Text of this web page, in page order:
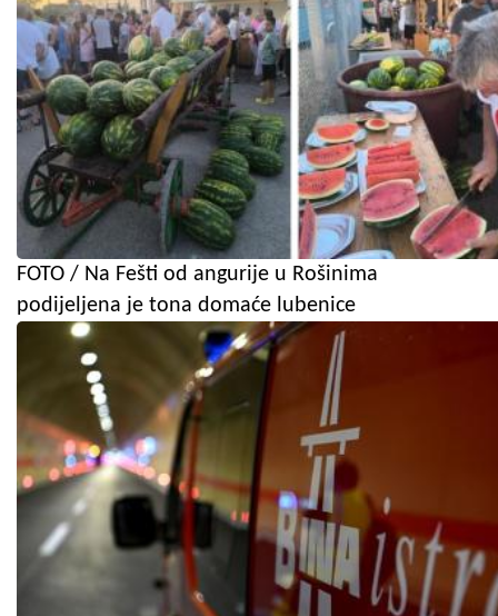
FOTO / Na Fešti od angurije u Rošinima
podijeljena je tona domaće lubenice